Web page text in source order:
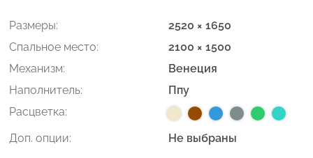
Размеры:
2520 × 1650
Спальное место:
2100 × 1500
Механизм:
Венеция
Наполнитель:
Ппу
Расцветка:
Доп. опции:
Не выбраны